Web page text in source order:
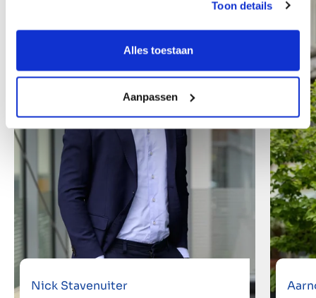
Toon details
Alles toestaan
Aanpassen
Nick Stavenuiter